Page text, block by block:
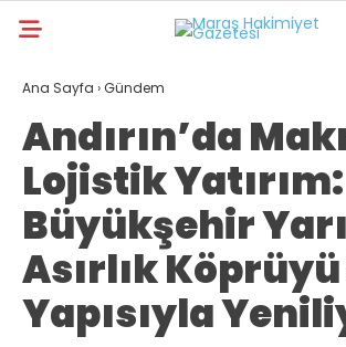
GALERİ VİDEO
ANA SAYFA
KAHRAMANMARAŞ
GÜNDEM
EKONOMI
Ana Sayfa ›Gündem
Andırın’da
Lojistik Yatırım:
Büyükşehir
Asırlık
Yapısıyla